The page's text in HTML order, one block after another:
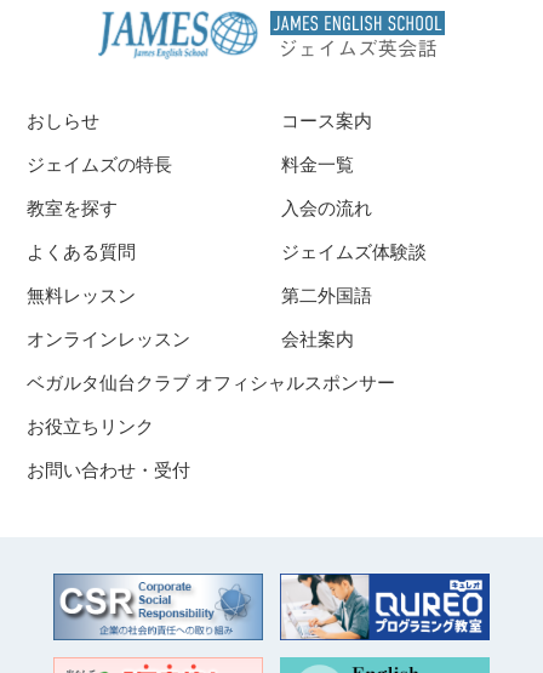
おしらせ
ジェイムズの特長
教室を探す
コース案内
料金一覧
入会の流れ
よくある質問
無料レッスン
オンラインレッスン
ジェイムズ体験談
第二外国語
会社案内
ベガルタ仙台クラブ オフィシャルスポンサー
お役立ちリンク
お問い合わせ・受付